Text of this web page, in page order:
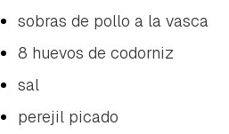
sobras de pollo a la vasca
8 huevos de codorniz
sal
perejil picado